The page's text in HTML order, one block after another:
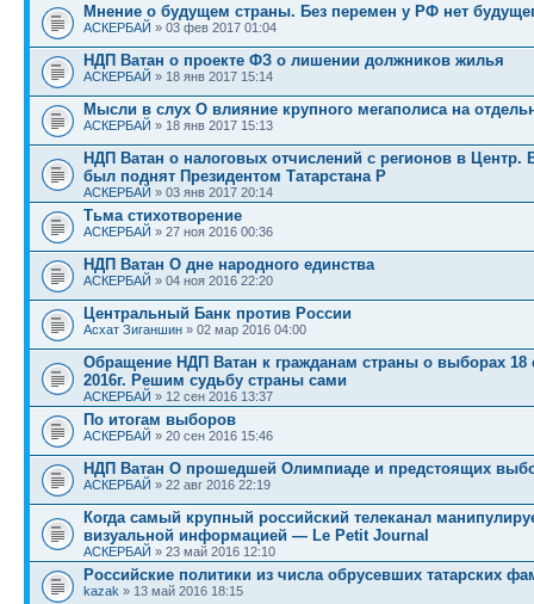
Мнение о будущем страны. Без перемен у РФ нет
АСКЕРБАЙ » 03 фев 2017 01:04
НДП Ватан о проекте ФЗ о лишении должников жилья
АСКЕРБАЙ » 18 янв 2017 15:14
Мысли в слух О влияние крупного мегаполиса на
АСКЕРБАЙ » 18 янв 2017 15:13
НДП Ватан о налоговых отчислений с регионов в Центр.
был поднят Президентом Татарстана Р
АСКЕРБАЙ » 03 янв 2017 20:14
Тьма стихотворение
АСКЕРБАЙ » 27 ноя 2016 00:36
НДП Ватан О дне народного единства
АСКЕРБАЙ » 04 ноя 2016 22:20
Центральный Банк против России
Асхат Зиганшин » 02 мар 2016 04:00
Обращение НДП Ватан к гражданам страны о выборах 18
2016г. Решим судьбу страны сами
АСКЕРБАЙ » 12 сен 2016 13:37
По итогам выборов
АСКЕРБАЙ » 20 сен 2016 15:46
НДП Ватан О прошедшей Олимпиаде и предстоящих
АСКЕРБАЙ » 22 авг 2016 22:19
Когда самый крупный российский телеканал
визуальной информацией — Le Petit Journal
АСКЕРБАЙ » 23 май 2016 12:10
Российские политики из числа обрусевших татарских
kazak » 13 май 2016 18:15